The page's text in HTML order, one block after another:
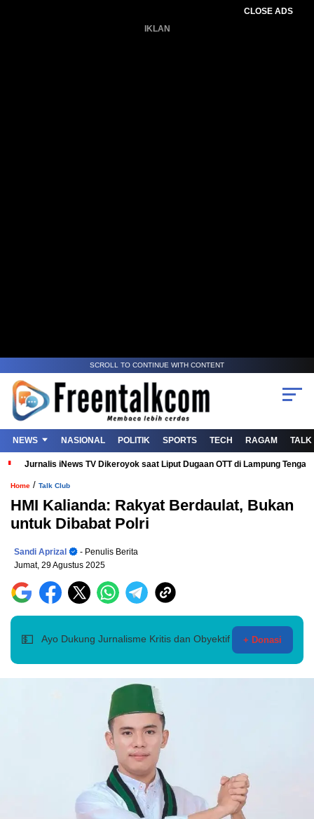
CLOSE ADS
IKLAN
SCROLL TO CONTINUE WITH CONTENT
NEWS NASIONAL POLITIK SPORTS TECH RAGAM TALK
Jurnalis iNews TV Dikeroyok saat Liput Dugaan OTT di Lampung
Home / Talk Club
HMI Kalianda: Rakyat Berdaulat, Bukan
untuk Dibabat Polri
Sandi Aprizal
- Penulis Berita
Jumat, 29 Agustus 2025
💵 Ayo Dukung Jurnalisme Kritis dan Obyektif + Donasi